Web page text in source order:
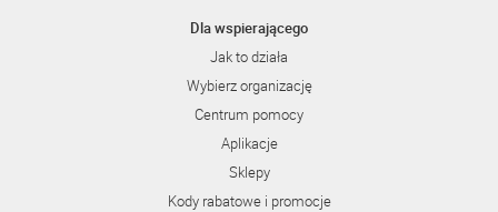
Dla wspierającego
Jak to działa
Wybierz organizację
Centrum pomocy
Aplikacje
Sklepy
Kody rabatowe i promocje